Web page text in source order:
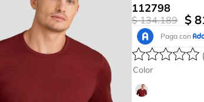
112798
$ 134.189 $
(
Color